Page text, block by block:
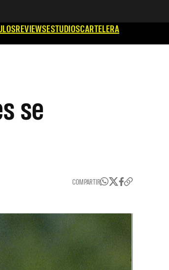
REVIEWSESTUDIOSCARTELERA
se
COMPARTIR